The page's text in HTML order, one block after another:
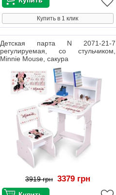
Купить в 1 клик
Детская парта N 2071-21-7
регулируемая, со стульчиком,
Minnie Mouse, сакура
3919 грн 3379 грн